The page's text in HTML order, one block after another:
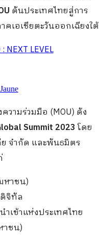
ดันประเทศไทยสู่การ
คเอเชียตะวันออกเฉียงใต้
ามร่วมมือ (MOU) ดัง
Summit 2023โดย
จํากัด และพันธมิตร
หาชน)
จิทัล
เข้าแห่งประเทศไทย
าชน)